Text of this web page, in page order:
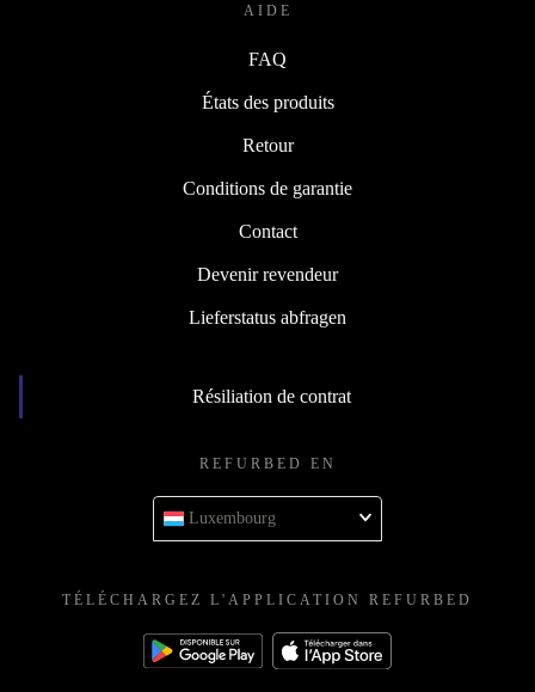
AIDE
FAQ
États des produits
Retour
Conditions de garantie
Contact
Devenir revendeur
Lieferstatus abfragen
Résiliation de contrat
REFURBED EN
Luxembourg
TÉLÉCHARGEZ L'APPLICATION REFURBED